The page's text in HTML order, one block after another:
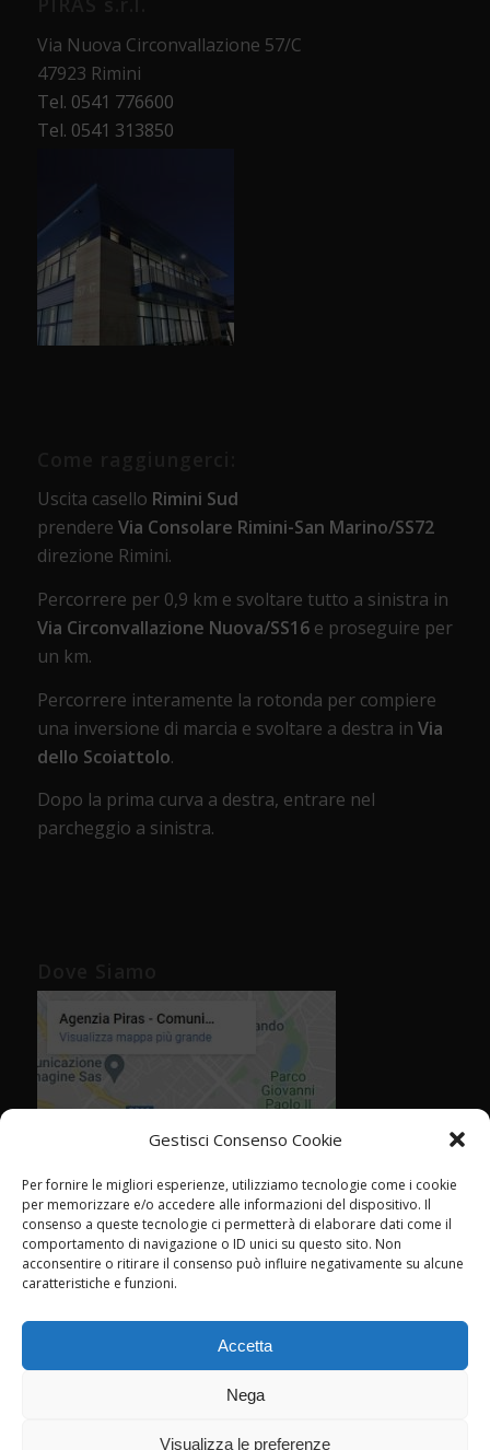
Gestisci Consenso Cookie
Per fornire le migliori esperienze, utilizziamo tecnologie come i cookie
per memorizzare e/o accedere alle informazioni del dispositivo. Il
consenso a queste tecnologie ci permetterà di elaborare dati come il
comportamento di navigazione o ID unici su questo sito. Non
acconsentire o ritirare il consenso può influire negativamente su alcune
caratteristiche e funzioni.
Accetta
Nega
Visualizza le preferenze
Via Nuova Circonvallazione 57/C
47923 Rimini
Tel. 0541 776600
Tel. 0541 313850
Uscita casello Rimini Sud
prendere Via Consolare Rimini-San Marino/SS72
direzione Rimini.
Percorrere per 0,9 km e svoltare tutto a sinistra in
Via Circonvallazione Nuova/SS16e proseguire per
un km.
Percorrere interamente la rotonda per compiere
una inversione di marcia e svoltare a destra in Via
dello Scoiattolo.
Dopo la prima curva a destra, entrare nel
parcheggio a sinistra.
© Agenzia Piras - Rimini - CF P.IVA 02358760409 -